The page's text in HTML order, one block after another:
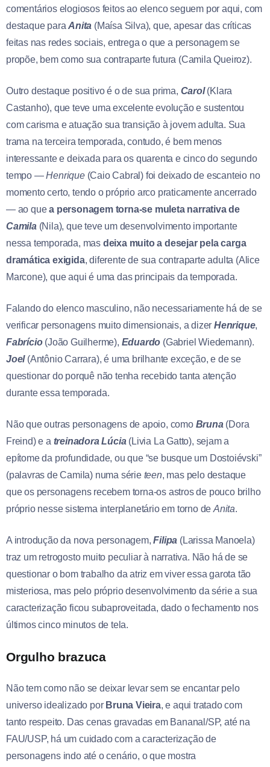
comentários elogiosos feitos ao elenco seguem por aqui, com
destaque paraAnita (Maísa Silva), que, apesar das críticas
feitas nas redes sociais, entrega o que a personagem se
propõe, bem como sua contraparte futura (Camila Queiroz).
Outro destaque positivo é o de sua prima, Carol(Klara
Castanho), que teve uma excelente evolução e sustentou
com carisma e atuação sua transição à jovem adulta. Sua
trama na terceira temporada, contudo, é bem menos
interessante e deixada para os quarenta e cinco do segundo
tempo —Henrique(Caio Cabral) foi deixado de escanteio no
momento certo, tendo o próprio arco praticamente ancerrado
— ao quea personagem torna-se muleta narrativa de
Camila(Nila), que teve um desenvolvimento importante
nessa temporada, mas deixa muito a desejar pela carga
dramática exigida, diferente de sua contraparte adulta (Alice
Marcone), que aqui é uma das principais da temporada.
Falando do elenco masculino, não necessariamente há de se
verificar personagens muito dimensionais, a dizer Henrique,
Fabrício(João Guilherme), Eduardo (Gabriel Wiedemann).
Joel(Antônio Carrara), é uma brilhante exceção, e de se
questionar do porquê não tenha recebido tanta atenção
durante essa temporada.
Não que outras personagens de apoio, como Bruna(Dora
Freind) e a treinadora Lúcia(Livia La Gatto), sejam a
epítome da profundidade, ou que “se busque um Dostoiévski”
(palavras de Camila) numa série teen, mas pelo destaque
que os personagens recebem torna-os astros de pouco brilho
próprio nesse sistema interplanetário em torno de Anita.
A introdução da nova personagem,Filipa (Larissa Manoela)
traz um retrogosto muito peculiar à narrativa. Não há de se
questionar o bom trabalho da atriz em viver essa garota tão
misteriosa, mas pelo próprio desenvolvimento da série a sua
caracterização ficou subaproveitada, dado o fechamento nos
últimos cinco minutos de tela.
Orgulho brazuca
Não tem como não se deixar levar sem se encantar pelo
universo idealizado por Bruna Vieira, e aqui tratado com
tanto respeito. Das cenas gravadas em Bananal/SP, até na
FAU/USP, há um cuidado com a caracterização de
personagens indo até o cenário, o que mostra